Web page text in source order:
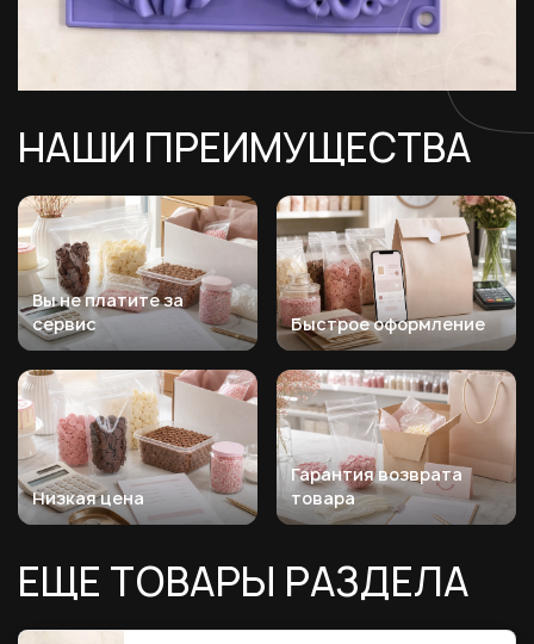
НАШИ ПРЕИМУЩЕСТВА
Вы не платите за
сервис
Быстрое оформление
Низкая цена
Гарантия возврата
товара
ЕЩЕ ТОВАРЫ РАЗДЕЛА